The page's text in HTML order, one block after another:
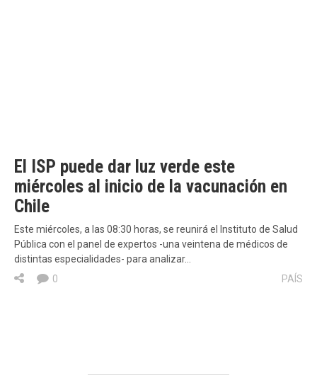
El ISP puede dar luz verde este
miércoles al inicio de la vacunación en
Chile
Este miércoles, a las 08:30 horas, se reunirá el Instituto de Salud
Pública con el panel de expertos -una veintena de médicos de
distintas especialidades- para analizar…
PAÍS
0